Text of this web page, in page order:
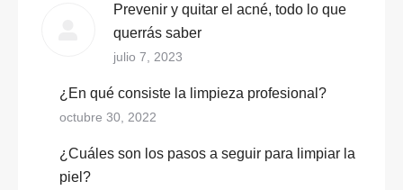
Prevenir y quitar el acné, todo lo que
querrás saber
julio 7, 2023
¿En qué consiste la limpieza profesional?
octubre 30, 2022
¿Cuáles son los pasos a seguir para limpiar la
piel?